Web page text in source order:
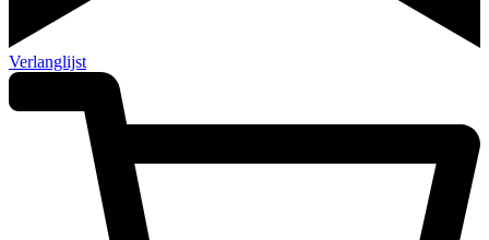
Verlanglijst